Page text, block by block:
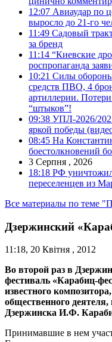
12:07 Авиаудар по
выросло до 21-го
11:49 Садовый
за бренд
11:14 “Киевские
роспропаганда
10:21 Силы
средств ПВО, 4
артиллерии.
“штыков”!
09:38 УПЛ-2026/
яркой победы
08:45 На
боестолкновений
3 Серпня , 2026
18:18 РФ
переселенцев из
Все материалы по теме
Дзержинский
11:18, 20 Квітня , 2012
Во второй раз в
фестиваль «Карабиц-
известного
общественного
Дзержинска И.Ф.
Принимавшие в нем